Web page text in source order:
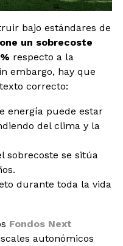
bajo estándares de
un sobrecoste
respecto a la
embargo, hay que
correcto:
energía puede estar
del clima y la
sobrecoste se sitúa
durante toda la vida
Fondos Next
autonómicos